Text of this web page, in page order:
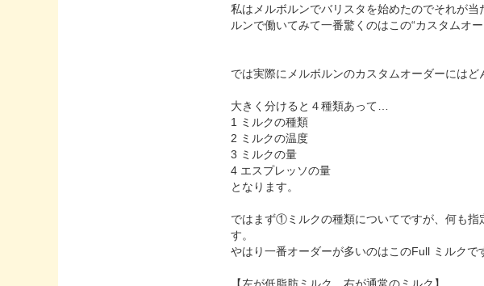
私はメルボルンでバリスタを始めたのでそれが
ルンで働いてみて一番驚くのはこの“カスタムオ
では実際にメルボルンのカスタムオーダーには
大きく分けると４種類あって…
1 ミルクの種類
2 ミルクの温度
3 ミルクの量
4 エスプレッソの量
となります。
ではまず①ミルクの種類についてですが、何も
す。
やはり一番オーダーが多いのはこのFull ミルクで
【左が低脂肪ミルク、右が通常のミルク】